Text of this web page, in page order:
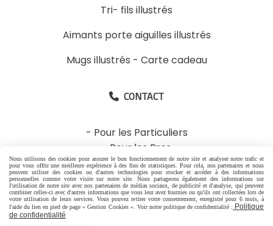
Tri- fils illustrés
Aimants porte aiguilles illustrés
Mugs illustrés - Carte cadeau
 CONTACT
- Pour les Particuliers
Pour les Pros
06 88 07 99 96
1 rue Jacques Brel
26600 Granges les Beaumont France
Nous utilisons des cookies pour assurer le bon fonctionnement de notre site et analyser notre trafic et
pour vous offrir une meilleure expérience à des fins de statistiques. Pour cela, nos partenaires et nous
peuvent utiliser des cookies ou d'autres technologies pour stocker et accéder à des informations
personnelles comme votre visite sur notre site. Nous partageons également des informations sur
l'utilisation de notre site avec nos partenaires de médias sociaux, de publicité et d'analyse, qui peuvent
combiner celles-ci avec d'autres informations que vous leur avez fournies ou qu'ils ont collectées lors de
votre utilisation de leurs services. Vous pouvez retirer votre consentement, enregistré pour 6 mois, à
l'aide du lien en pied de page « Gestion Cookies ». Voir notre politique de confidentialité : Politique
de confidentialité